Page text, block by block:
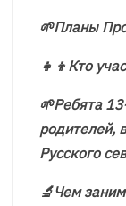
🌱Планы
👧👦Кто
🌱Ребята
родителей,
Русского
🔬Чем